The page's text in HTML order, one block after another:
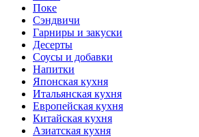
Поке
Сэндвичи
Гарниры и закуски
Десерты
Соусы и добавки
Напитки
Японская кухня
Итальянская кухня
Европейская кухня
Китайская кухня
Азиатская кухня